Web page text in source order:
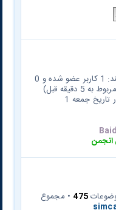
نفر کاربر آنلاین میباشند: 1 کاربر عضو شده و 0
نفر در تاریخ جمعه 1
انجمن
475 • مجموع